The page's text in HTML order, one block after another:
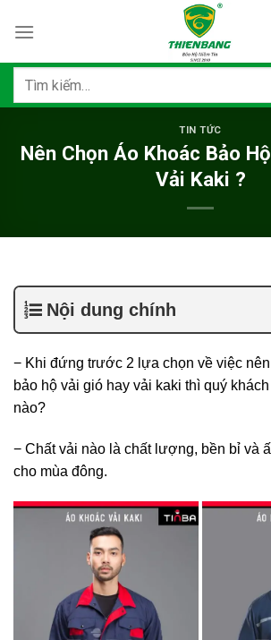
qua
dungTìm
TIN TỨC
Nên Chọn Áo Khoác Bảo
Vải Kaki ?
Nội dung chính
− Khi đứng trước 2 lựa chọn về việc
bảo hộ vải gió hay vải kaki thì quý
nào?
− Chất vải nào là chất lượng, bền bỉ và
cho mùa đông.